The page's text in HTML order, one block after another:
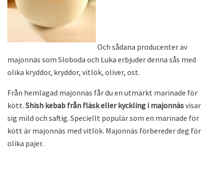
Och sådana producenter av
majonnäs som Sloboda och Luka erbjuder denna sås med
olika kryddor, kryddor, vitlök, oliver, ost.
Från hemlagad majonnäs får du en utmärkt marinade för
kött. Shish kebab från fläsk eller kyckling i majonnäsvisar
sig mild och saftig. Speciellt populär som en marinade för
kött är majonnäs med vitlök. Majonnäs förbereder deg för
olika pajer.